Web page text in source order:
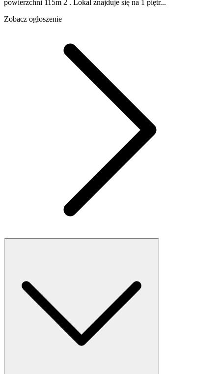
powierzchni 115m 2 . Lokal znajduje się na 1 piętr...
Zobacz ogłoszenie